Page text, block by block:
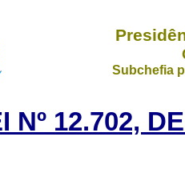
Subchefia
Nº 12.702,